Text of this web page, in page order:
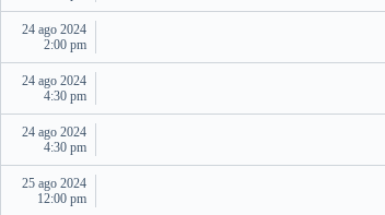
24 ago 2024
2:00 pm
24 ago 2024
4:30 pm
24 ago 2024
4:30 pm
25 ago 2024
12:00 pm